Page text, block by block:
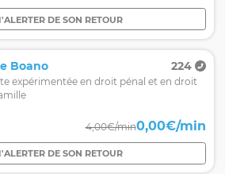
DE SON RETOUR
Boano 224
expérimentée en droit pénal et en droit
4,00€/min0,00€/min
DE SON RETOUR